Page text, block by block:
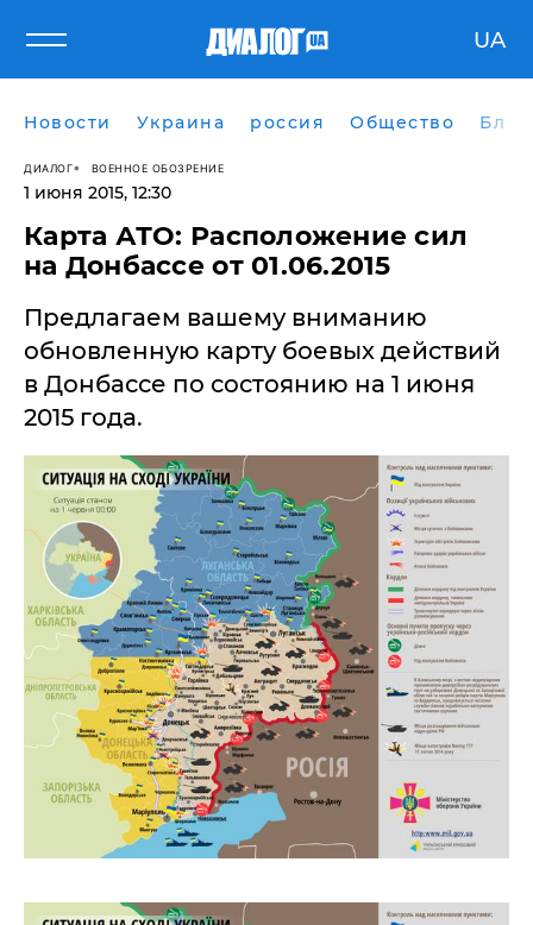
UA
Новости Украина россия Общество
ДИАЛОГ ВОЕННОЕ ОБОЗРЕНИЕ
1 июня 2015, 12:30
Карта АТО: Расположение сил
на Донбассе от 01.06.2015
Предлагаем вашему вниманию
обновленную карту боевых действий
в Донбассе по состоянию на 1 июня
2015 года.